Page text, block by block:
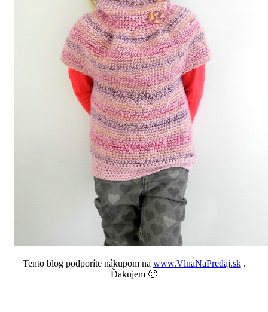
Tento blog podporíte nákupom na www.VlnaNaPredaj.sk.
Ďakujem 🙂